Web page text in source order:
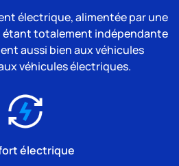
électrique, alimentée par une
étant totalement indépendante
aussi bien aux véhicules
véhicules électriques.
électrique